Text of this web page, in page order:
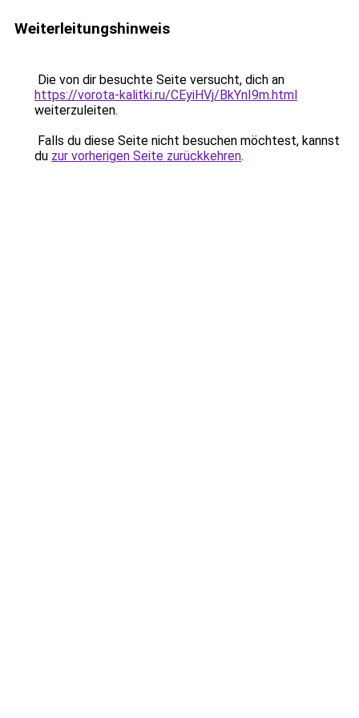
Weiterleitungshinweis
Die von dir besuchte Seite versucht, dich an
https://vorota-kalitki.ru/CEyiHVj/BkYnI9m.html
weiterzuleiten.
Falls du diese Seite nicht besuchen möchtest, kannst
du zur vorherigen Seite zurückkehren.